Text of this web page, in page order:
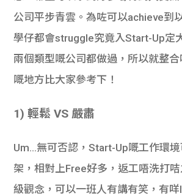
公司平步青雲。為咗可以achieve到
學仔都會struggle究竟入Start-Up定
兩個類型嘅公司都做過，所以就整
嘅地方比大家參考下！
1) 輕鬆 VS 嚴肅
Um…無可否認，Start-Up嘅工作環
架，相對上Free好多，返工唔洗打
級觀念，可以一班人有講有笑，有